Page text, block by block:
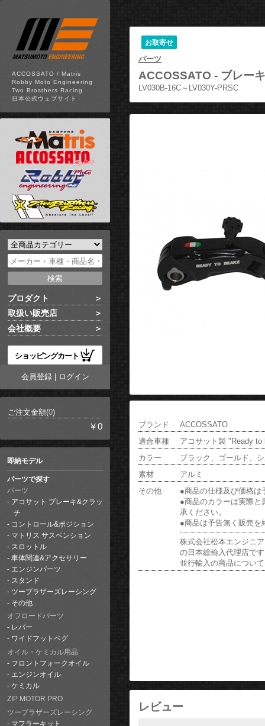
ACCOSSATO / Matris
Robby Moto Engineering
Two Brosthers Racing
日本公式ウェブサイト
プロダクト
取扱い販売店
会社概要
ショッピングカート
会員登録| ログイン
ご注文金額(0)
￥0
即納モデル
パーツで探す
パーツ
アコサット ブレーキ&クラッ
チ
コントロール&ポジション
マトリス サスペンション
スロットル
車体関連&アクセサリー
エンジンパーツ
スタンド
ツーブラザーズレーシング
その他
オフロードパーツ
レバー
ワイドフットペグ
オイル・ケミカル用品
フロントフォークオイル
エンジンオイル
ケミカル
ZIP MOTOR PRO
ツーブラザーズレーシング
マフラーキット
お取寄せ
パーツ
ACCOSSATO - ブレー
LV030B-16C～LV030Y-PRSC
ブランド
ACCOSSATO
適合車種
アコサット製 "Ready to
カラー
ブラック、ゴールド、
素材
アルミ
その他
●商品の仕様及び価格は
●商品のカラーは実際と
承ください。
●商品は予告無く販売を
株式会社松本エンジニ
の日本総輸入代理店で
並行輸入の商品につい
レビュー